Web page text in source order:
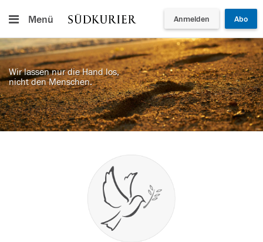
Menü Anmelden Abo
Wir lassen nur die Hand los,
nicht den Menschen.